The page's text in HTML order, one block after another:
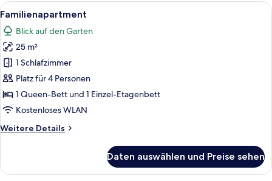
Alle
Fotos
für
Familienapartment
anzeigen
Ein Schlafraum mit Etagenbetten,
7
Familienapartment
Blick auf den Garten
25 m²
1 Schlafzimmer
Platz für 4 Personen
1 Queen-Bett und 1 Einzel-Etagenbett
Kostenloses WLAN
Weitere Details
Weitere
Daten auswählen und Preise sehen